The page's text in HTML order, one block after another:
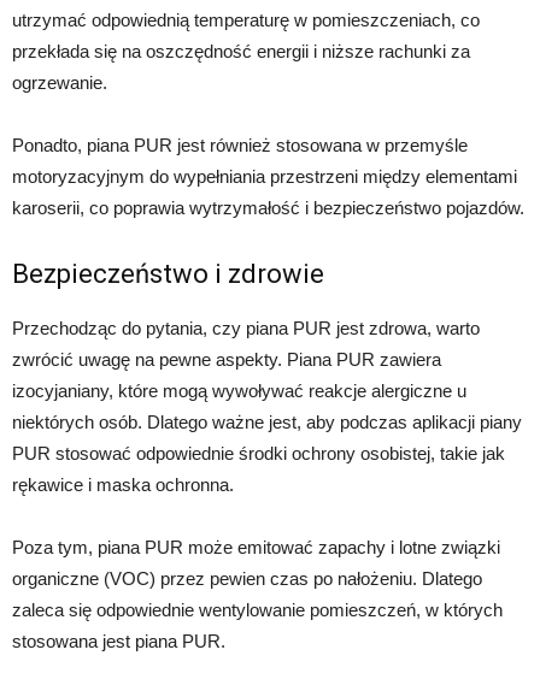
utrzymać odpowiednią temperaturę w pomieszczeniach, co
przekłada się na oszczędność energii i niższe rachunki za
ogrzewanie.
Ponadto, piana PUR jest również stosowana w przemyśle
motoryzacyjnym do wypełniania przestrzeni między elementami
karoserii, co poprawia wytrzymałość i bezpieczeństwo pojazdów.
Bezpieczeństwo i zdrowie
Przechodząc do pytania, czy piana PUR jest zdrowa, warto
zwrócić uwagę na pewne aspekty. Piana PUR zawiera
izocyjaniany, które mogą wywoływać reakcje alergiczne u
niektórych osób. Dlatego ważne jest, aby podczas aplikacji piany
PUR stosować odpowiednie środki ochrony osobistej, takie jak
rękawice i maska ochronna.
Poza tym, piana PUR może emitować zapachy i lotne związki
organiczne (VOC) przez pewien czas po nałożeniu. Dlatego
zaleca się odpowiednie wentylowanie pomieszczeń, w których
stosowana jest piana PUR.